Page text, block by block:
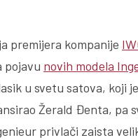
premijera kompanije
pojavu novih modela
u svetu satova, koji
Žerald Đenta, pa
privlači zaista